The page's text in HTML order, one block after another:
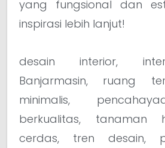
yang fungsional dan
inspirasi lebih lanjut!
desain interior,
Banjarmasin, ruang
minimalis,
berkualitas, tanaman
cerdas, tren desain,